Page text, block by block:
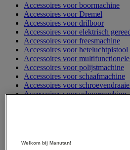
Accessoires voor boormachine
Accessoires voor Dremel
Accessoires voor drilboor
Accessoires voor elektrisch
Accessoires voor freesmachine
Accessoires voor heteluchtpistool
Accessoires voor
Accessoires voor polijstmachine
Accessoires voor schaafmachine
Accessoires voor
Accessoires voor schuurmachine
Welkom bij Manutan!